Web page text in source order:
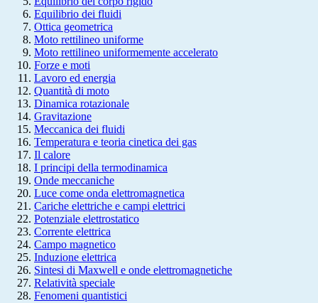
Equilibrio dei fluidi
Ottica geometrica
Moto rettilineo uniforme
Moto rettilineo uniformemente accelerato
Forze e moti
Lavoro ed energia
Quantità di moto
Dinamica rotazionale
Gravitazione
Meccanica dei fluidi
Temperatura e teoria cinetica dei gas
Il calore
I principi della termodinamica
Onde meccaniche
Luce come onda elettromagnetica
Cariche elettriche e campi elettrici
Potenziale elettrostatico
Corrente elettrica
Campo magnetico
Induzione elettrica
Sintesi di Maxwell e onde elettromagnetiche
Relatività speciale
Fenomeni quantistici